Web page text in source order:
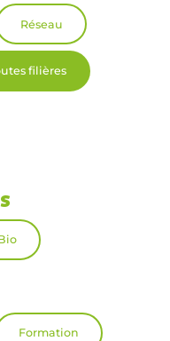
Réseau
filières
Formation